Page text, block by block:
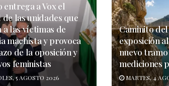
entrega a Vox el
las unidades que
a las víctimas de
machista y provoca
de la oposición y
feministas
5 AGOSTO 2026
Caminito
exposición
nuevo
mediciones
MARTES, 4